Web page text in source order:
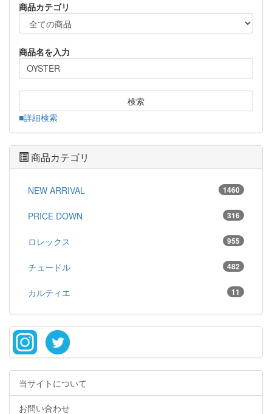
商品カテゴリ
商品名を入力
検索
■詳細検索
商品カテゴリ
NEW ARRIVAL 1460
PRICE DOWN 316
ロレックス 955
チュードル 482
カルティエ 11
当サイトについて
お問い合わせ